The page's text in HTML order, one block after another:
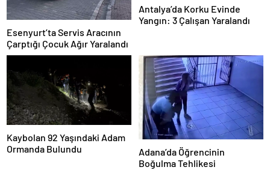
Esenyurt’ta Servis Aracının
Çarptığı Çocuk Ağır Yaralandı
Antalya’da Korku Evinde
Yangın: 3 Çalışan Yaralandı
Kaybolan 92 Yaşındaki Adam
Ormanda Bulundu
Adana’da Öğrencinin
Boğulma Tehlikesi